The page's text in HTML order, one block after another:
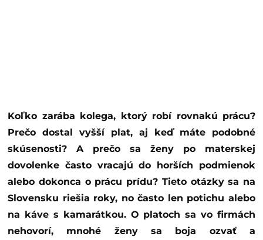
Koľko zarába kolega, ktorý robí rovnakú prácu?
Prečo dostal vyšší plat, aj keď máte podobné
skúsenosti? A prečo sa ženy po materskej
dovolenke často vracajú do horších podmienok
alebo dokonca o prácu prídu? Tieto otázky sa na
Slovensku riešia roky, no často len potichu alebo
na káve s kamarátkou. O platoch sa vo firmách
nehovorí, mnohé ženy sa boja ozvať a